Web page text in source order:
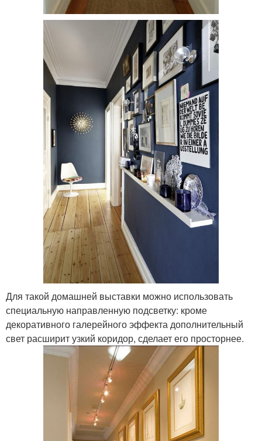
Для такой домашней выставки можно использовать
специальную направленную подсветку: кроме
декоративного галерейного эффекта дополнительный
свет расширит узкий коридор, сделает его просторнее.